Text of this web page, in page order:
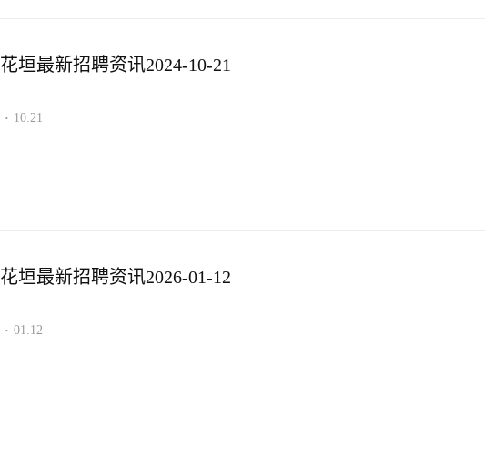
花垣最新招聘资讯2024-10-21
· 10.21
花垣最新招聘资讯2026-01-12
· 01.12